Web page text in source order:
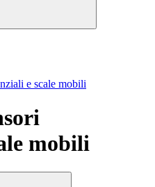
e scale mobili
mobili